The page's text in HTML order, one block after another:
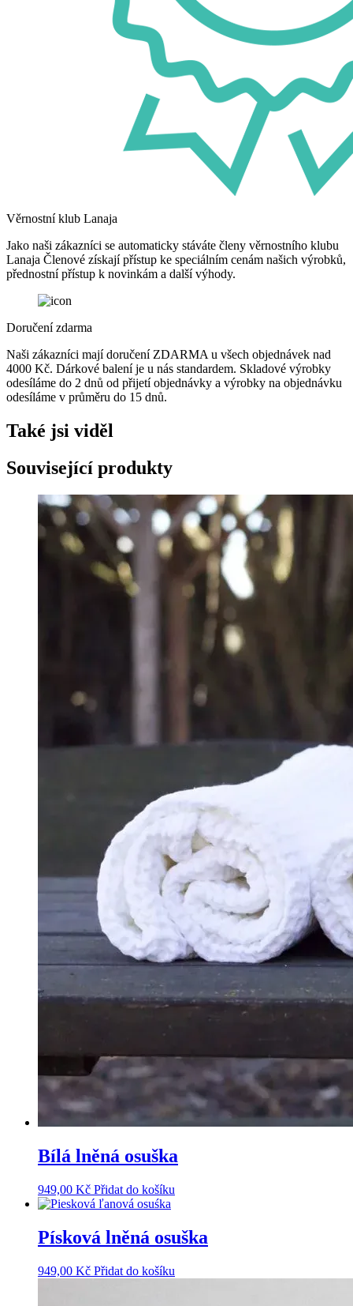
Věrnostní klub Lanaja
Jako naši zákazníci se automaticky stáváte členy věrnostního klubu
Lanaja Členové získají přístup ke speciálním cenám našich výrobků,
přednostní přístup k novinkám a další výhody.
Doručení zdarma
Naši zákazníci mají doručení ZDARMA u všech objednávek nad
4000 Kč. Dárkové balení je u nás standardem. Skladové výrobky
odesíláme do 2 dnů od přijetí objednávky a výrobky na objednávku
odesíláme v průměru do 15 dnů.
Také jsi viděl
Související produkty
Bílá lněná osuška
949,00 Kč Přidat do košíku
Písková lněná osuška
949,00 Kč Přidat do košíku